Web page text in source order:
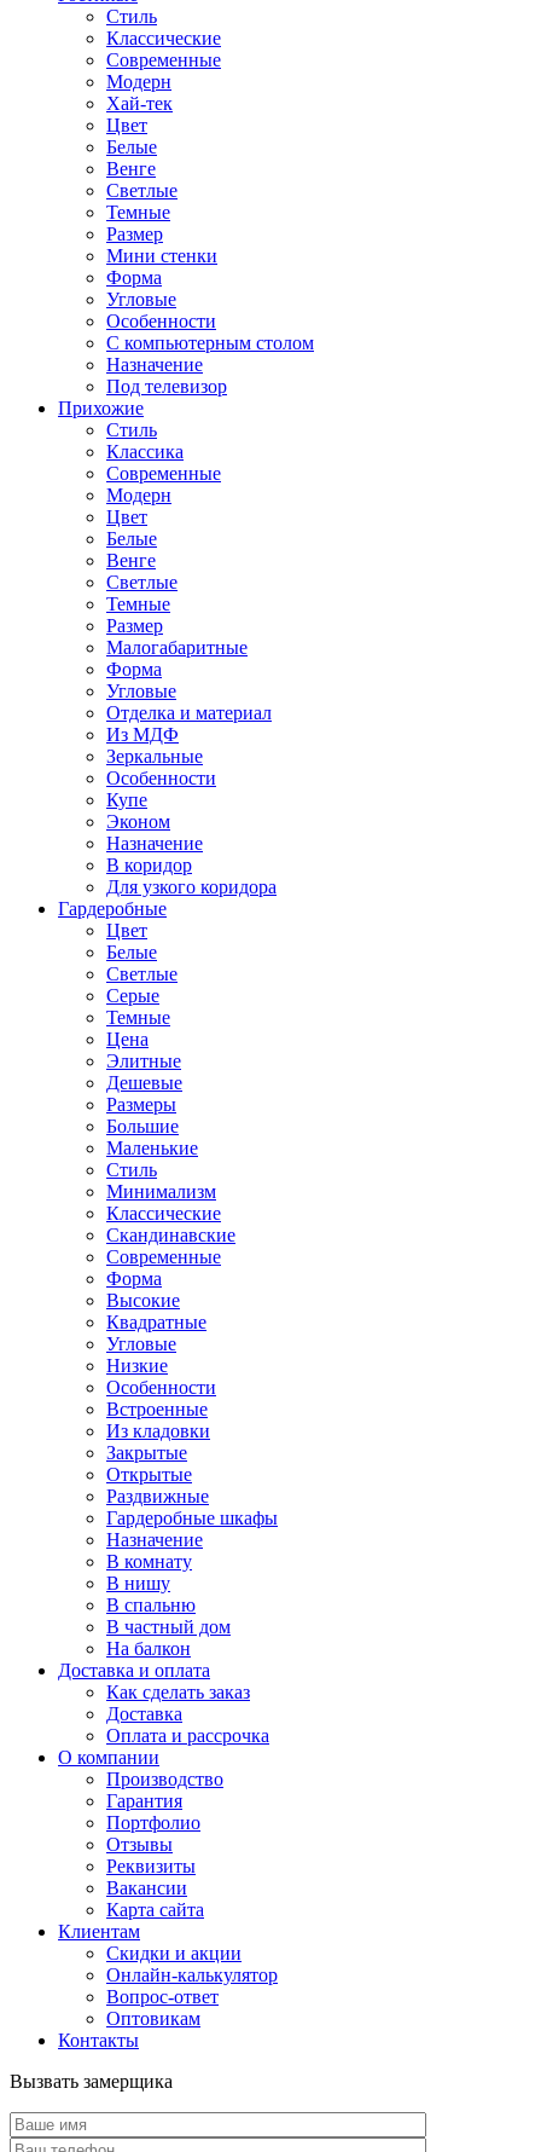
Стиль
Классические
Современные
Модерн
Хай-тек
Цвет
Белые
Венге
Светлые
Темные
Размер
Мини стенки
Форма
Угловые
Особенности
С компьютерным столом
Назначение
Под телевизор
Прихожие
Стиль
Классика
Современные
Модерн
Цвет
Белые
Венге
Светлые
Темные
Размер
Малогабаритные
Форма
Угловые
Отделка и материал
Из МДФ
Зеркальные
Особенности
Купе
Эконом
Назначение
В коридор
Для узкого коридора
Гардеробные
Цвет
Белые
Светлые
Серые
Темные
Цена
Элитные
Дешевые
Размеры
Большие
Маленькие
Стиль
Минимализм
Классические
Скандинавские
Современные
Форма
Высокие
Квадратные
Угловые
Низкие
Особенности
Встроенные
Из кладовки
Закрытые
Открытые
Раздвижные
Гардеробные шкафы
Назначение
В комнату
В нишу
В спальню
В частный дом
На балкон
Доставка и оплата
Как сделать заказ
Доставка
Оплата и рассрочка
О компании
Производство
Гарантия
Портфолио
Отзывы
Реквизиты
Вакансии
Карта сайта
Клиентам
Скидки и акции
Онлайн-калькулятор
Вопрос-ответ
Оптовикам
Контакты
Вызвать замерщика